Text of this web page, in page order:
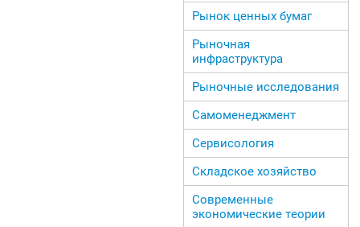
Рынок ценных бумаг
Рыночная
инфраструктура
Рыночные исследования
Самоменеджмент
Сервисология
Складское хозяйство
Современные
экономические теории